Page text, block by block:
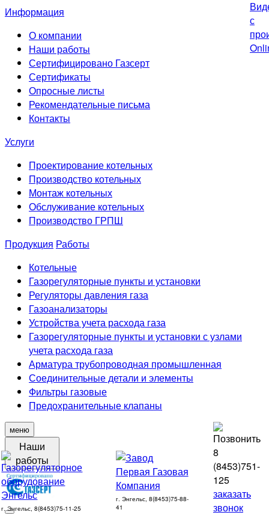
Информация
О компании
Наши работы
Сертифицировано Газсерт
Сертификаты
Опросные листы
Рекомендательные письма
Контакты
Услуги
Проектирование котельных
Производство котельных
Монтаж котельных
Обслуживание котельных
Производство ГРПШ
Продукция Работы
Котельные
Газорегуляторные пункты и установки
Регуляторы давления газа
Газоанализаторы
Устройства учета расхода газа
Газорегуляторные пункты и установки с узлами
учета расхода газа
Арматура трубопроводная промышленная
Соединительные детали и элементы
Фильтры газовые
Предохранительные клапаны
меню
Наши
работы
г. Энгельс, 8(8453)75-11-25
г. Энгельс, 8(8453)75-88-
41
8
(8453)751-
125
заказать
звонок